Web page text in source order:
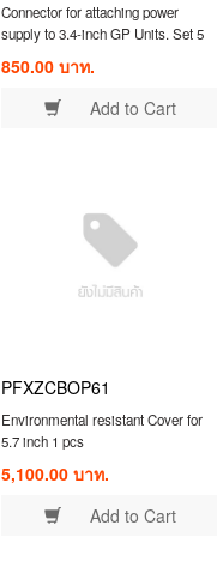
Connector for attaching power
supply to 3.4-inch GP Units. Set 5
850.00 บาท.
Add to Cart
PFXZCBOP61
Environmental resistant Cover for
5.7 inch 1 pcs
5,100.00 บาท.
Add to Cart